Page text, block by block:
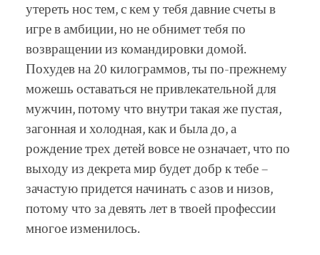
утереть нос тем, с кем у тебя давние счеты в
игре в амбиции, но не обнимет тебя по
возвращении из командировки домой.
Похудев на 20 килограммов, ты по-прежнему
можешь оставаться не привлекательной для
мужчин, потому что внутри такая же пустая,
загонная и холодная, как и была до, а
рождение трех детей вовсе не означает, что по
выходу из декрета мир будет добр к тебе –
зачастую придется начинать с азов и низов,
потому что за девять лет в твоей профессии
многое изменилось.